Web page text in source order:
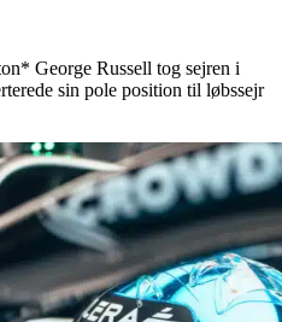
George Russell tog sejren i
sin pole position til løbssejr